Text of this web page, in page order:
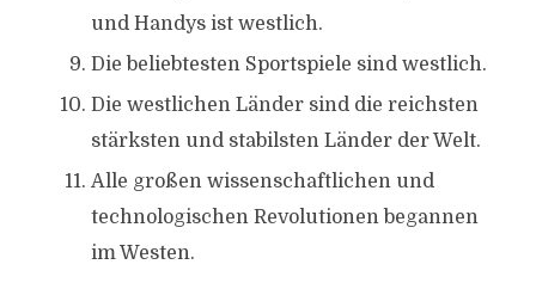
DER MYTHOS VON DER
ISLAMISIERUNG EUROPAS
und Handys ist westlich.
Die beliebtesten Sportspiele sind westlich.
Die westlichen Länder sind die reichsten
stärksten und stabilsten Länder der Welt.
Alle großen wissenschaftlichen und
technologischen Revolutionen begannen
im Westen.